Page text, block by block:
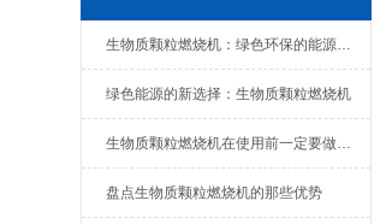
生物质颗粒燃烧机：绿色环保的能源转化设备
绿色能源的新选择：生物质颗粒燃烧机
生物质颗粒燃烧机在使用前一定要做好准备工作
盘点生物质颗粒燃烧机的那些优势